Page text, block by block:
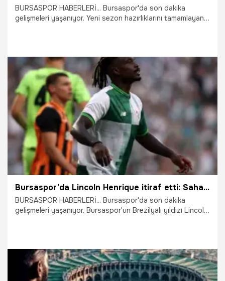
BURSASPOR HABERLERİ... Bursaspor'da son dakika
gelişmeleri yaşanıyor. Yeni sezon hazırlıklarını tamamlayan
Er de galibiyete odaklandı.
6.08.2026 Bursa
Bursaspor’da Lincoln Henrique itiraf etti: Sahaya çıkınca anladım
BURSASPOR HABERLERİ... Bursaspor'da son dakika
gelişmeleri yaşanıyor. Bursaspor'un Brezilyalı yıldızı Lincoln